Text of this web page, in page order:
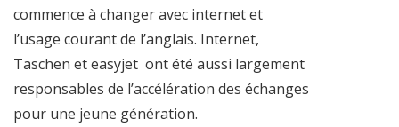
commence à changer avec internet et
l’usage courant de l’anglais. Internet,
Taschen et easyjet ont été aussi largement
responsables de l’accélération des échanges
pour une jeune génération.